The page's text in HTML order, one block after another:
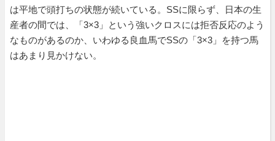
は平地で頭打ちの状態が続いている。SSに限らず、日本の生
産者の間では、「3×3」という強いクロスには拒否反応のよう
なものがあるのか、いわゆる良血馬でSSの「3×3」を持つ馬
はあまり見かけない。